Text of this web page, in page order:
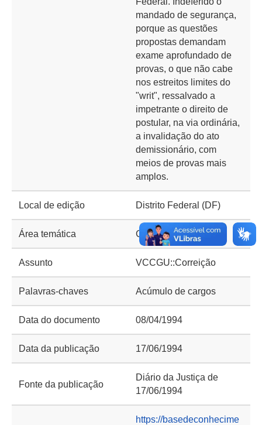
mandado de segurança,
porque as questões
propostas demandam
exame aprofundado de
provas, o que não cabe
nos estreitos limites do
"writ", ressalvado a
impetrante o direito de
postular, na via ordinária,
a invalidação do ato
demissionário, com
meios de provas mais
amplos.
Local de edição Distrito Federal (DF)
Área temática Correição
Assunto VCCGU::Correição
Palavras-chaves Acúmulo de cargos
Data do documento 08/04/1994
Data da publicação 17/06/1994
Fonte da publicação
Diário da Justiça de
17/06/1994
https://basedeconhecime